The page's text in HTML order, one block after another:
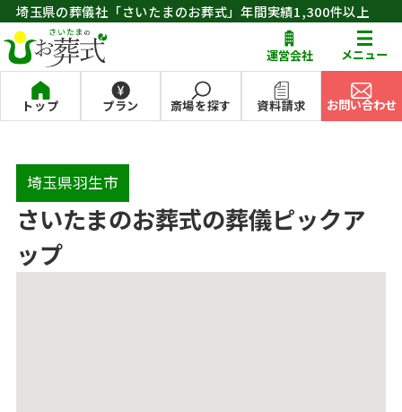
埼玉県の葬儀社「さいたまのお葬式」年間実績1,300件以上
運営会社 メニュー
お問い合わせ
トップ プラン 斎場を探す 資料請求 お問い合わせ
埼玉県羽生市
さいたまのお葬式の葬儀ピックア
ップ